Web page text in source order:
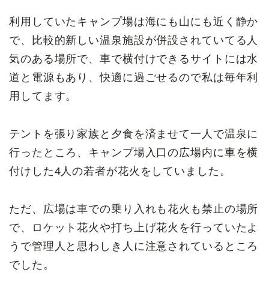
利用していたキャンプ場は海にも山にも近く静か
で、比較的新しい温泉施設が併設されていてる人
気のある場所で、車で横付けできるサイトには水
道と電源もあり、快適に過ごせるので私は毎年利
用してます。
テントを張り家族と夕食を済ませて一人で温泉に
行ったところ、キャンプ場入口の広場内に車を横
付けした4人の若者が花火をしていました。
ただ、広場は車での乗り入れも花火も禁止の場所
で、ロケット花火や打ち上げ花火を行っていたよ
うで管理人と思わしき人に注意されているところ
でした。